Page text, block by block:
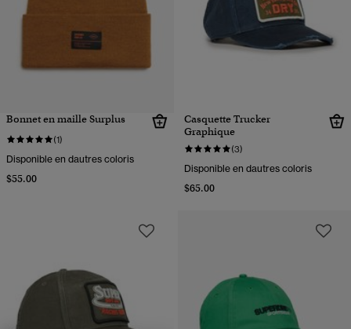
Bonnet en maille Surplus
(1)
Disponible en dautres coloris
$55.00
Casquette Trucker
Graphique
(3)
Disponible en dautres coloris
$65.00